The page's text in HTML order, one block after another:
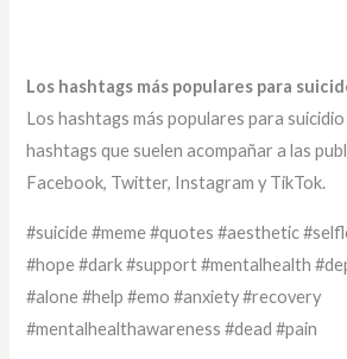
Los hashtags más populares para
Los hashtags más populares para
hashtags que suelen acompañar a las
Facebook, Twitter, Instagram y TikTok.
#suicide #meme #quotes #aesthetic
#hope #dark #support #mentalhealth
#alone #help #emo #anxiety #recovery
#mentalhealthawareness #dead #pain